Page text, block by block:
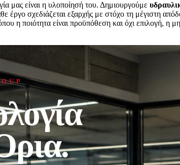
.
μας είναι η υλοποίησή του. Δημιουργούμε
έργο σχεδιάζεται εξαρχής με στόχο τη μέγιστη
η ποιότητα είναι προϋπόθεση και όχι επιλογή, η